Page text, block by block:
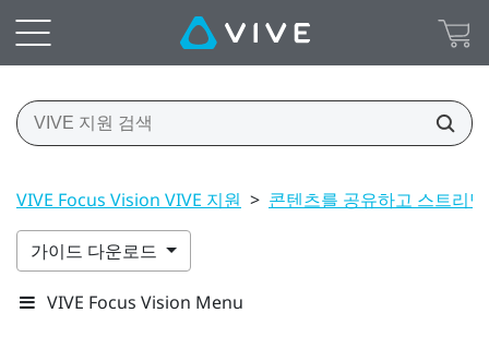
VIVE Focus Vision VIVE 지원 > 콘텐츠를 공유하고 스트리
가이드 다운로드
VIVE Focus Vision Menu